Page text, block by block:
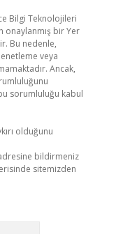
Bilgi Teknolojileri
onaylanmış bir Yer
Bu nedenle,
veya
Ancak,
sorumluluğu kabul
olduğunu
bildirmeniz
sitemizden